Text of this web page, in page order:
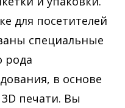
для посетителей
специальные
рода
в основе
печати. Вы